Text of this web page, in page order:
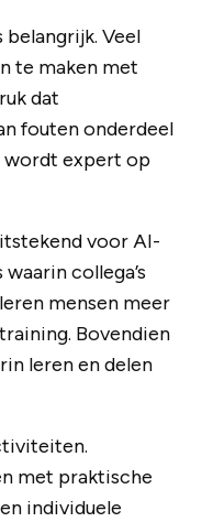
Veel
te maken met
dat
fouten onderdeel
wordt expert op
voor AI-
collega’s
mensen meer
Bovendien
leren en delen
met praktische
individuele